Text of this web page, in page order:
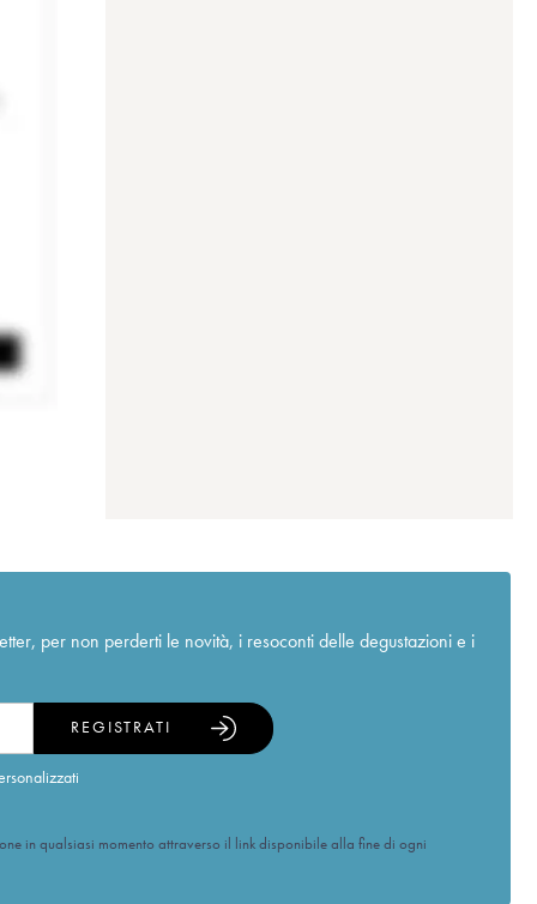
per non perderti le novità, i resoconti delle degustazioni e i
REGISTRATI
in qualsiasi momento attraverso il link disponibile alla fine di ogni